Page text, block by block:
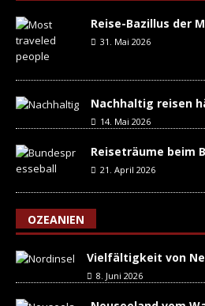
Reise-Bazillus der
31. Mai 2026
Nachhaltig reisen
14. Mai 2026
Reiseträume beim
21. April 2026
OZEANIEN
Vielfältigkeit von
8. Juni 2026